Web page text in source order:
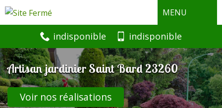
MENU
indisponible indisponible
Artisan jardinier Saint Bard 23260
Voir nos réalisations